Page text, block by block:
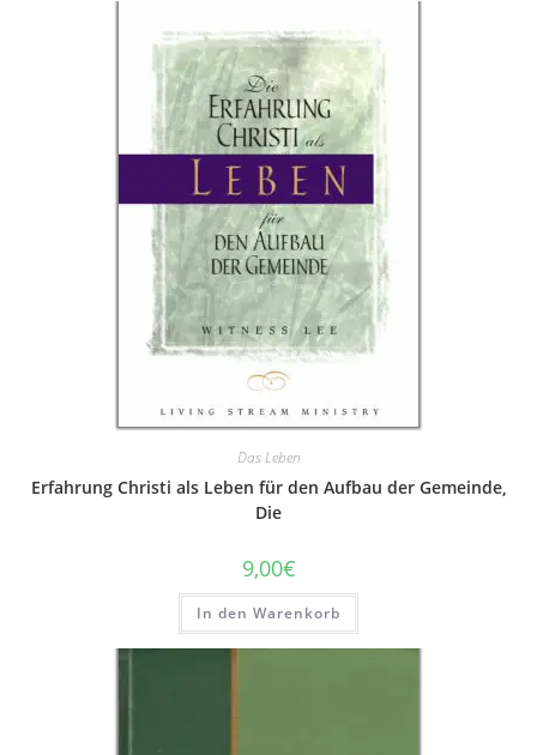
Das Leben
Erfahrung Christi als Leben für den Aufbau der Gemeinde,
Die
9,00€
In den Warenkorb